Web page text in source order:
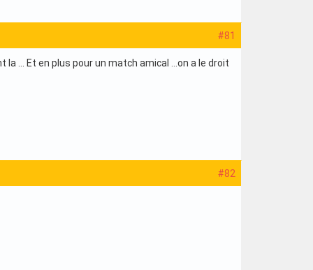
#81
... Et en plus pour un match amical ...on a le droit
#82